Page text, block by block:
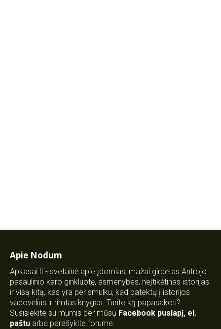
Apie Nodum
Apkasai.lt - svetainė apie įdomias, mažai girdėtas Antrojo
pasaulinio karo ginkluotę, asmenybes, neįtikėtinas istorijas
ir visą kitą, kas yra per smulku, kad patektų į istorijos
vadovėlius ir rimtas knygas. Turite ką papasakoti?
Susisiekite su mumis per mūsų Facebook puslapį, el.
paštu arba parašykite forume.